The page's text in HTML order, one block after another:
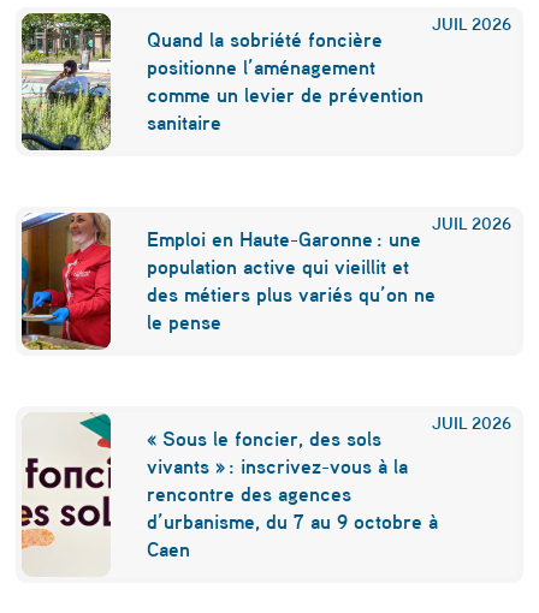
a
g
n
a
a
r
r
ê
e
s
JUIL 2026
Quand la sobriété foncière
positionne l’aménagement
comme un levier de prévention
sanitaire
JUIL 2026
Emploi en Haute-Garonne : une
population active qui vieillit et
des métiers plus variés qu’on ne
le pense
JUIL 2026
« Sous le foncier, des sols
vivants » : inscrivez-vous à la
rencontre des agences
d’urbanisme, du 7 au 9 octobre à
Caen